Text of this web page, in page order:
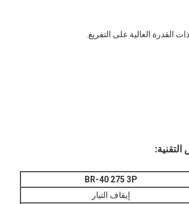
القدرة العالية على التفريغ.
BR-40 275 3P
إيقاف التيار